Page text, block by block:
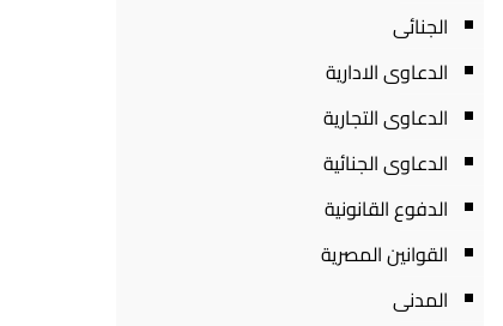
الجنائى
الدعاوى الادارية
الدعاوى التجارية
الدعاوى الجنائية
الدفوع القانونية
القوانين المصرية
المدنى